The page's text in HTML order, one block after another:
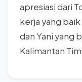
apresiasi dari
kerja yang
dan Yani yang
Kalimantan